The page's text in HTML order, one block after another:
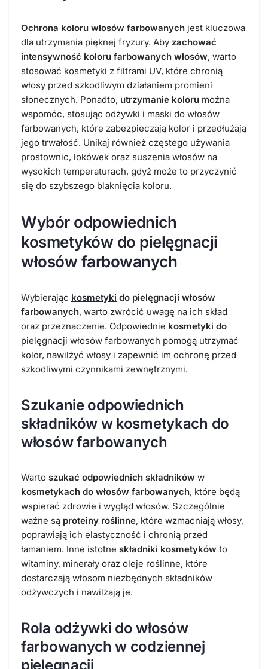
Ochrona koloru włosów farbowanych jest kluczowa
dla utrzymania pięknej fryzury. Aby zachować
intensywność koloru farbowanych włosów, warto
stosować kosmetyki z filtrami UV, które chronią
włosy przed szkodliwym działaniem promieni
słonecznych. Ponadto, utrzymanie koloru można
wspomóc, stosując odżywki i maski do włosów
farbowanych, które zabezpieczają kolor i przedłużają
jego trwałość. Unikaj również częstego używania
prostownic, lokówek oraz suszenia włosów na
wysokich temperaturach, gdyż może to przyczynić
się do szybszego blaknięcia koloru.
Wybór odpowiednich
kosmetyków do pielęgnacji
włosów farbowanych
Wybierając kosmetyki do pielęgnacji włosów
farbowanych, warto zwrócić uwagę na ich skład
oraz przeznaczenie. Odpowiednie kosmetyki do
pielęgnacji włosów farbowanych pomogą utrzymać
kolor, nawilżyć włosy i zapewnić im ochronę przed
szkodliwymi czynnikami zewnętrznymi.
Szukanie odpowiednich
składników w kosmetykach do
włosów farbowanych
Warto szukać odpowiednich składników w
kosmetykach do włosów farbowanych, które będą
wspierać zdrowie i wygląd włosów. Szczególnie
ważne są proteiny roślinne, które wzmacniają włosy,
poprawiają ich elastyczność i chronią przed
łamaniem. Inne istotne składniki kosmetyków to
witaminy, minerały oraz oleje roślinne, które
dostarczają włosom niezbędnych składników
odżywczych i nawilżają je.
Rola odżywki do włosów
farbowanych w codziennej
pielęgnacji